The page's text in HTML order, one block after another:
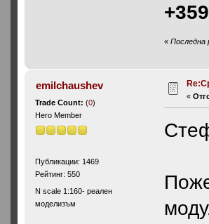
«Последна
emilchaushev
Trade Count:(0)
Hero Member
Публикации: 1469
Рейтинг: 550
N scale 1:160- реален
моделизъм
«